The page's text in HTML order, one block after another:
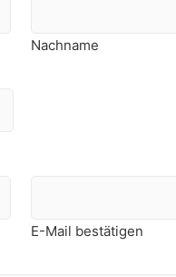
Nachname
E-Mail bestätigen